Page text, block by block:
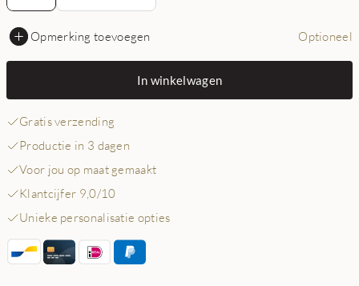
Opmerking toevoegen Optioneel
In winkelwagen
Gratis verzending
Productie in 3 dagen
Voor jou op maat gemaakt
Klantcijfer 9,0/10
Unieke personalisatie opties